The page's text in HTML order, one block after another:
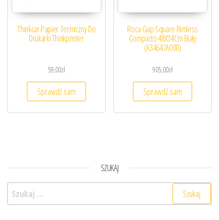
Thinkcar Papier Termiczny Do
Drukarki Thinkprinter
59,00zł
Sprawdź sam
Roca Gap Square Rimless
Compacto 48X34Cm Biały
(A34647A000)
905,00zł
Sprawdź sam
SZUKAJ
Szukaj: